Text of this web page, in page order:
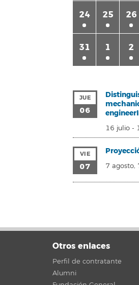
24 25 26
31 1 2
JUE
06
16 julio -
VIE
07 7 agosto,
Otros enlaces
Perfil de contratante
Alumni